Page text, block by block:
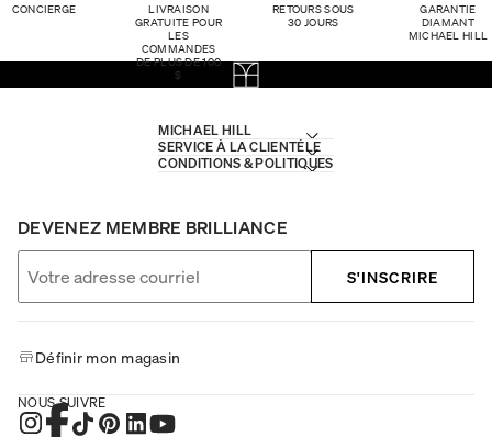
CONCIERGE
LIVRAISON
GRATUITE POUR
LES
COMMANDES
DE PLUS DE 100
$
RETOURS SOUS
30 JOURS
GARANTIE
DIAMANT
MICHAEL HILL
MICHAEL HILL
SERVICE À LA CLIENTÈLE
CONDITIONS & POLITIQUES
DEVENEZ MEMBRE BRILLIANCE
S'INSCRIRE
Définir mon magasin
NOUS SUIVRE